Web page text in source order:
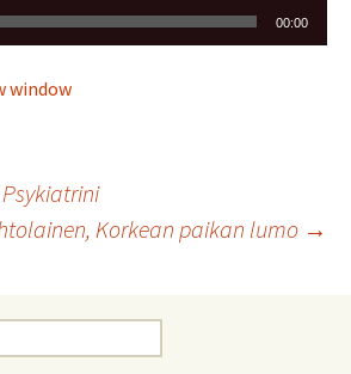
00:00
window
Korkean paikan lumo →